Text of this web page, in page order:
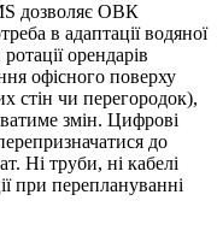
дозволяє ОВК
в адаптації водяної
орендарів
офісного поверху
стін чи перегородок),
змін. Цифрові
до
Ні труби, ні кабелі
при переплануванні